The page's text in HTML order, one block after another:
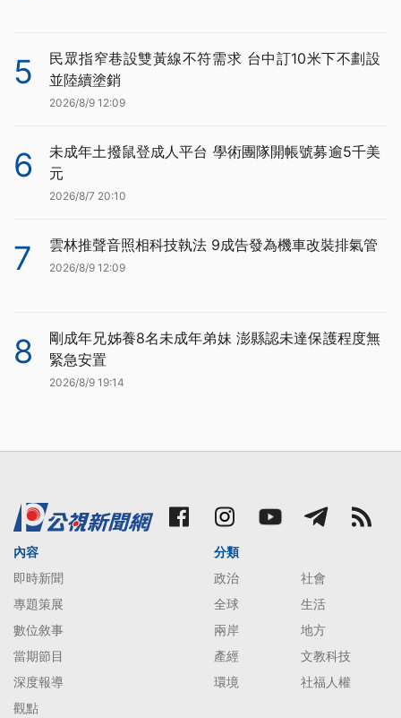
5
民眾指窄巷設雙黃線不符需求 台中訂10米下不劃設
並陸續塗銷
2026/8/9 12:09
6
未成年土撥鼠登成人平台 學術團隊開帳號募逾5千美
元
2026/8/7 20:10
7 雲林推聲音照相科技執法 9成告發為機車改裝排氣管
2026/8/9 12:09
8
剛成年兄姊養8名未成年弟妹 澎縣認未達保護程度無
緊急安置
2026/8/9 19:14
內容
即時新聞
專題策展
數位敘事
當期節目
深度報導
觀點
分類
政治
社會
全球
生活
兩岸
地方
產經
文教科技
環境
社福人權